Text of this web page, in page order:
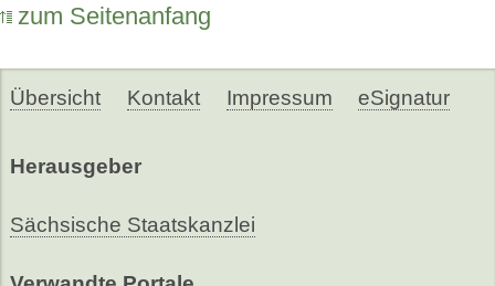
zum Seitenanfang
Übersicht Kontakt Impressum eSignatur
Herausgeber
Sächsische Staatskanzlei